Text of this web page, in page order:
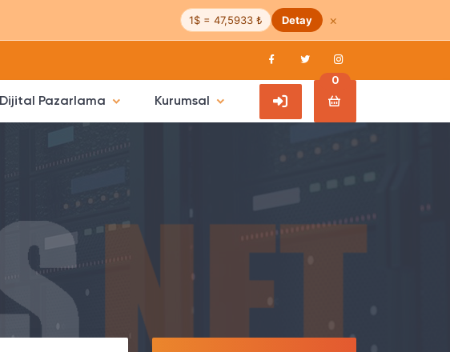
1$ = 47,5933 ₺ Detay ×
Dijital Pazarlama Kurumsal
0